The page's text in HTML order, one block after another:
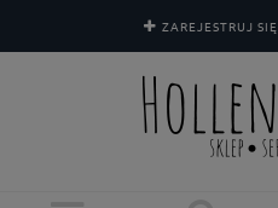
ZAREJESTRUJ SIĘ